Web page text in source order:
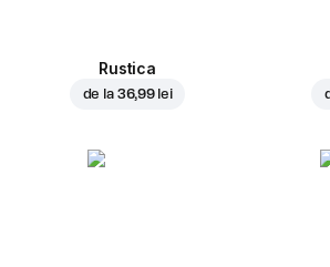
Rustica
de la 36,99 lei